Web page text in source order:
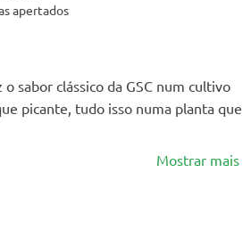
apertados
sabor clássico da GSC num cultivo
picante, tudo isso numa planta que
Mostrar mais